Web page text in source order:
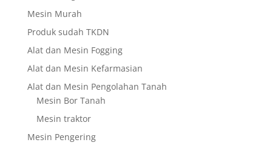
Mesin Murah
Produk sudah TKDN
Alat dan Mesin Fogging
Alat dan Mesin Kefarmasian
Alat dan Mesin Pengolahan Tanah
Mesin Bor Tanah
Mesin traktor
Mesin Pengering